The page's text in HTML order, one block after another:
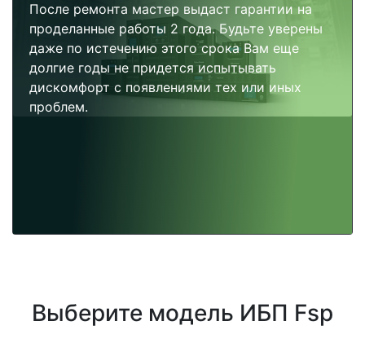
После ремонта мастер выдаст гарантии на
проделанные работы 2 года. Будьте уверены
даже по истечению этого срока Вам еще
долгие годы не придется испытывать
дискомфорт с появлениями тех или иных
проблем.
Выберите модель ИБП Fsp